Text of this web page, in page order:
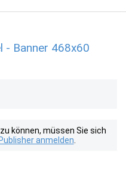
- Banner 468x60
können, müssen Sie sich
anmelden